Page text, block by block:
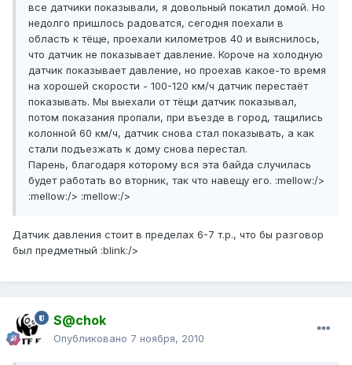
все датчики показывали, я довольный покатил домой. Но
недолго пришлось радоватся, сегодня поехали в
область к тёще, проехали километров 40 и выяснилось,
что датчик не показывает давление. Короче на холодную
датчик показывает давление, но проехав какое-то время
на хорошей скорости - 100-120 км/ч датчик перестаёт
показывать. Мы выехали от тёщи датчик показывал,
потом показания пропали, при въезде в город, тащились
колонной 60 км/ч, датчик снова стал показывать, а как
стали подъезжать к дому снова перестал.
Парень, благодаря которому вся эта байда случилась
будет работать во вторник, так что навещу его. :mellow:/>
:mellow:/> :mellow:/>
Датчик давления стоит в пределах 6-7 т.р., что бы разговор
был предметный :blink:/>
S@chok
Опубликовано 7 ноября, 2010